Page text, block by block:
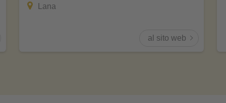
Lana
al sito web